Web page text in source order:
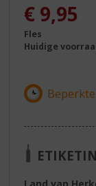
€ 9,95
Fles
Huidige